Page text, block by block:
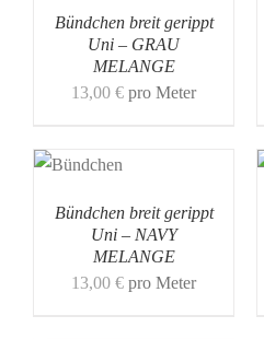
Bündchen breit gerippt
Uni – GRAU
MELANGE
13,00 € pro Meter
CART
Bündchen breit gerippt
Uni – NAVY
MELANGE
13,00 € pro Meter